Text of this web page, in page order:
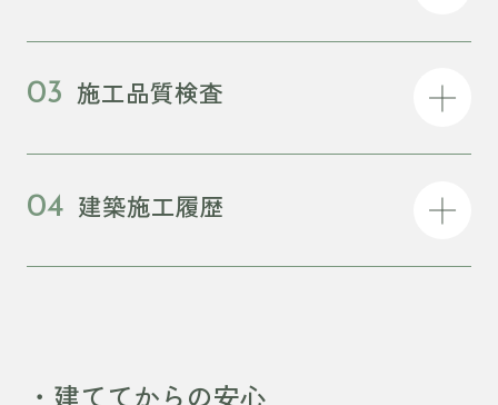
03 施工品質検査
04 建築施工履歴
・建ててからの安心